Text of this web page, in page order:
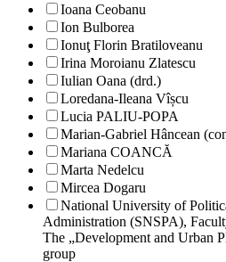
Ioana Ceobanu
Ion Bulborea
Ionuţ Florin Bratiloveanu
Irina Moroianu Zlatescu
Iulian Oana (drd.)
Loredana-Ileana Vîșcu
Lucia PALIU-POPA
Marian-Gabriel Hâncean
Mariana COANCĂ
Marta Nedelcu
Mircea Dogaru
National University of
Administration (SNSPA),
The „Development and Urban
group